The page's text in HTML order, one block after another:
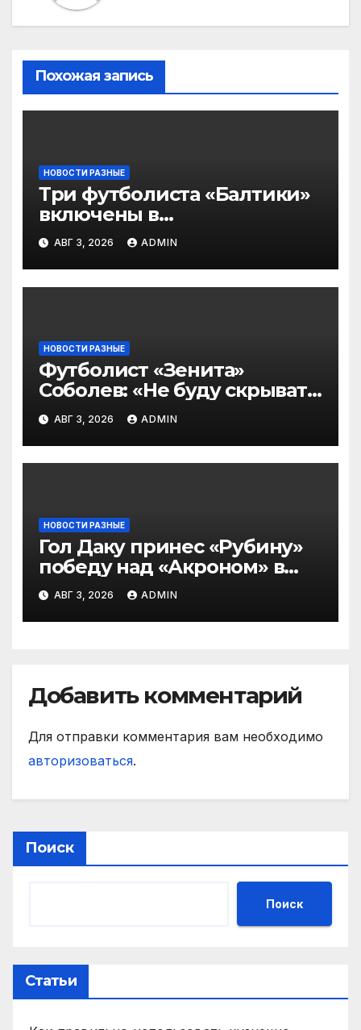
Похожая запись
НОВОСТИ РАЗНЫЕ
Три футболиста «Балтики»
включены в
символическую сборную
2‑го тура РПЛ по версии
подписчиков МАТЧ
ПРЕМЬЕР
АВГ 3, 2026 ADMIN
НОВОСТИ РАЗНЫЕ
Футболист «Зенита»
Соболев: «Не буду скрывать
— в Оренбурге всегда
тяжело играть»
АВГ 3, 2026 ADMIN
НОВОСТИ РАЗНЫЕ
Гол Даку принес «Рубину»
победу над «Акроном» в
матче РПЛ
АВГ 3, 2026 ADMIN
Добавить комментарий
Для отправки комментария вам необходимо
авторизоваться.
Поиск
Поиск
Статьи